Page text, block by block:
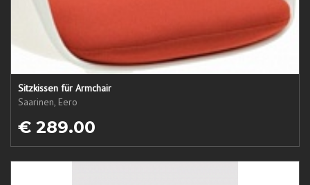
Sitzkissen für Armchair
Saarinen, Eero
€ 289.00